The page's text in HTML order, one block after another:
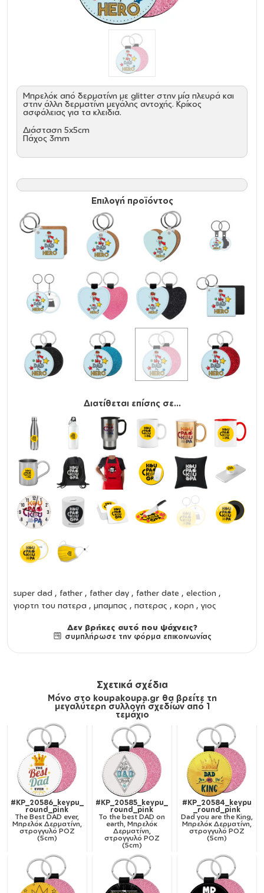
Mπρελόκ από δερματίνη με glitter στην μία πλευρά και
στην άλλη δερματίνη μεγάλης αντοχής. Κρίκος
ασφάλειας για τα κλειδιά.
Διάσταση 5x5cm
Πάχος 3mm
Επιλογή προϊόντος
Διατίθεται επίσης σε...
super dad , father , father day , father date , election ,
γιορτη του πατερα , μπαμπας , πατερας , κορη , γιος
Δεν βρήκες αυτό που ψάχνεις?
συμπλήρωσε την φόρμα επικοινωνίας
Σχετικά σχέδια
Μόνο στο koupakoupa.gr θα βρείτε τη
μεγαλύτερη συλλογή σχεδίων από 1
τεμάχιο
#KP_20586_keypu_
round_pink
The Best DAD ever,
Μπρελόκ Δερματίνη,
στρογγυλό ΡΟΖ
(5cm)
#KP_20585_keypu_
round_pink
To the best DAD on
earth, Μπρελόκ
Δερματίνη,
στρογγυλό ΡΟΖ
(5cm)
#KP_20584_keypu
_round_pink
Dad you are the King,
Μπρελόκ Δερματίνη,
στρογγυλό ΡΟΖ
(5cm)